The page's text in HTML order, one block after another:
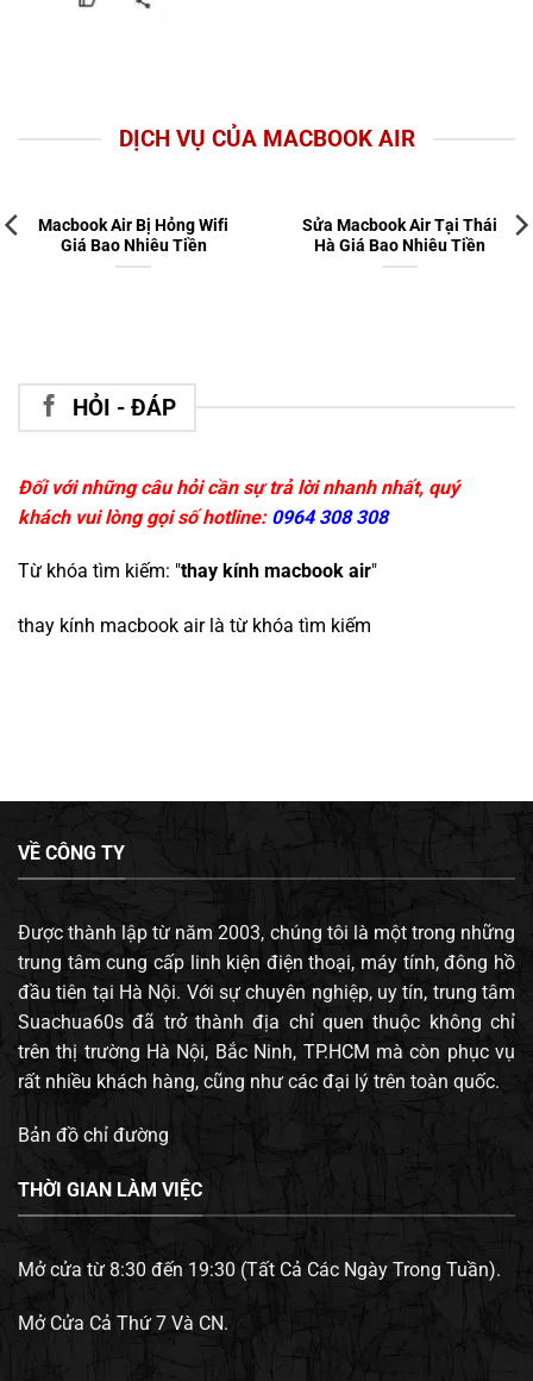
DỊCH VỤ CỦA MACBOOK AIR
Macbook Air Bị Hỏng Wifi
Giá Bao Nhiêu Tiền
Sửa Macbook Air Tại Thái
Hà Giá Bao Nhiêu Tiền
HỎI - ĐÁP
Đối với những câu hỏi cần sự trả lời nhanh nhất, quý
khách vui lòng gọi số hotline: 0964 308 308
Từ khóa tìm kiếm: "thay kính macbook air"
thay kính macbook airlà từ khóa tìm kiếm
VỀ CÔNG TY
Được thành lập từ năm 2003, chúng tôi là một trong những
trung tâm cung cấp linh kiện điện thoại, máy tính, đông hồ
đầu tiên tại Hà Nội. Với sự chuyên nghiệp, uy tín, trung tâm
Suachua60s đã trở thành địa chỉ quen thuộc không chỉ
trên thị trường Hà Nội, Bắc Ninh, TP.HCM mà còn phục vụ
rất nhiều khách hàng, cũng như các đại lý trên toàn quốc.
Bản đồ chỉ đường
THỜI GIAN LÀM VIỆC
Mở cửa từ 8:30 đến 19:30 (Tất Cả Các Ngày Trong Tuần).
Mở Cửa Cả Thứ 7 Và CN.